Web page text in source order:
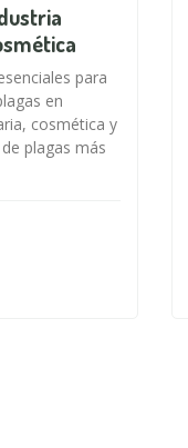
para
en
cosmética y
plagas más